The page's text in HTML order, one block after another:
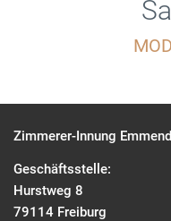
Zimmerer-Innung
Geschäftsstelle:
Hurstweg 8
79114 Freiburg